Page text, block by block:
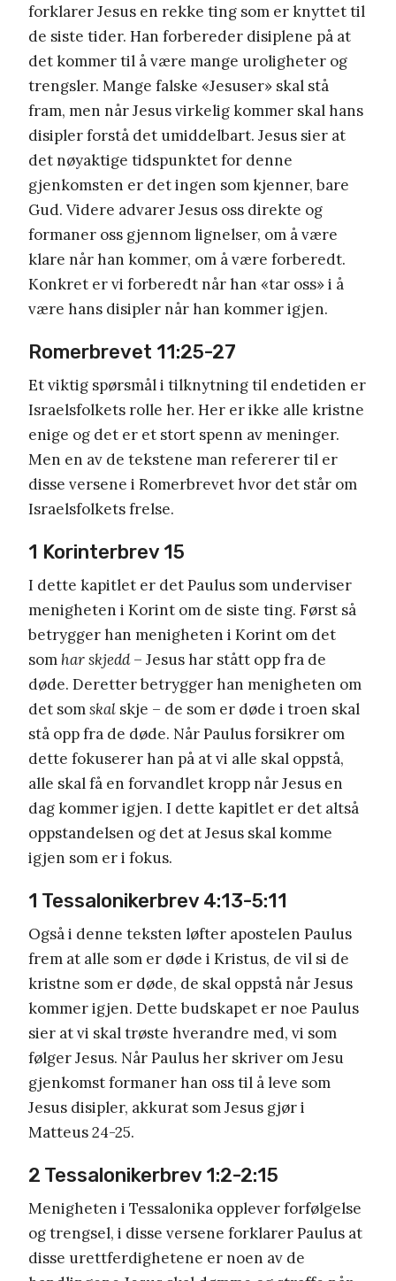
forklarer Jesus en rekke ting som er knyttet til
de siste tider. Han forbereder disiplene på at
det kommer til å være mange uroligheter og
trengsler. Mange falske «Jesuser» skal stå
fram, men når Jesus virkelig kommer skal hans
disipler forstå det umiddelbart. Jesus sier at
det nøyaktige tidspunktet for denne
gjenkomsten er det ingen som kjenner, bare
Gud. Videre advarer Jesus oss direkte og
formaner oss gjennom lignelser, om å være
klare når han kommer, om å være forberedt.
Konkret er vi forberedt når han «tar oss» i å
være hans disipler når han kommer igjen.
Romerbrevet 11:25-27
Et viktig spørsmål i tilknytning til endetiden er
Israelsfolkets rolle her. Her er ikke alle kristne
enige og det er et stort spenn av meninger.
Men en av de tekstene man refererer til er
disse versene i Romerbrevet hvor det står om
Israelsfolkets frelse.
1 Korinterbrev 15
I dette kapitlet er det Paulus som underviser
menigheten i Korint om de siste ting. Først så
betrygger han menigheten i Korint om det
som har skjedd– Jesus har stått opp fra de
døde. Deretter betrygger han menigheten om
det somskal skje – de som er døde i troen skal
stå opp fra de døde. Når Paulus forsikrer om
dette fokuserer han på at vi alle skal oppstå,
alle skal få en forvandlet kropp når Jesus en
dag kommer igjen. I dette kapitlet er det altså
oppstandelsen og det at Jesus skal komme
igjen som er i fokus.
1 Tessalonikerbrev 4:13-5:11
Også i denne teksten løfter apostelen Paulus
frem at alle som er døde i Kristus, de vil si de
kristne som er døde, de skal oppstå når Jesus
kommer igjen. Dette budskapet er noe Paulus
sier at vi skal trøste hverandre med, vi som
følger Jesus. Når Paulus her skriver om Jesu
gjenkomst formaner han oss til å leve som
Jesus disipler, akkurat som Jesus gjør i
Matteus 24-25.
2 Tessalonikerbrev 1:2-2:15
Menigheten i Tessalonika opplever forfølgelse
og trengsel, i disse versene forklarer Paulus at
disse urettferdighetene er noen av de